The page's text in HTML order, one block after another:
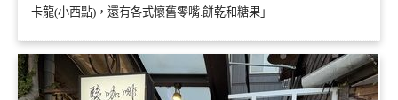
卡龍(小西點)，還有各式懷舊零嘴.餅乾和糖果」